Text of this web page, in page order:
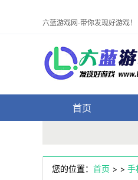
六蓝游戏网-带你发现好游戏！
首页
您的位置： 首页 > > 手